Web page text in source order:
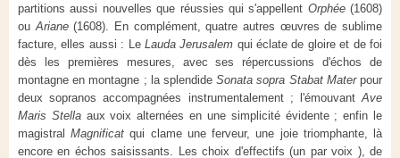
partitions aussi nouvelles que réussies qui s'appellent Orphée(1608)
ou Ariane(1608). En complément, quatre autres œuvres de sublime
facture, elles aussi : Le Lauda Jerusalem qui éclate de gloire et de foi
dès les premières mesures, avec ses répercussions d'échos de
montagne en montagne ; la splendideSonata sopra Stabat Materpour
deux sopranos accompagnées instrumentalement ; l'émouvant Ave
Maris Stellaaux voix alternées en une simplicité évidente ; enfin le
magistralMagnificatqui clame une ferveur, une joie triomphante, là
encore en échos saisissants. Les choix d'effectifs (un par voix ), de